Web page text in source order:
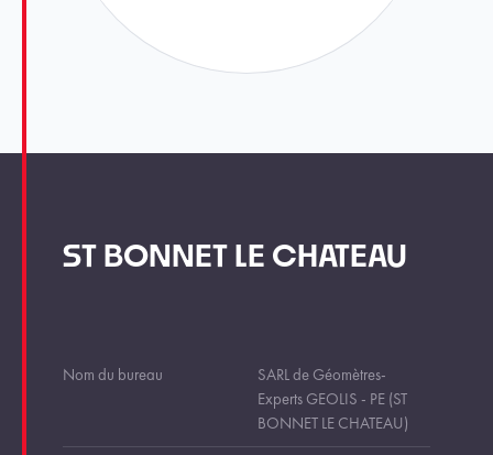
ST BONNET LE CHATEAU
Nom du bureau
SARL de Géomètres-
Experts GEOLIS - PE (ST
BONNET LE CHATEAU)